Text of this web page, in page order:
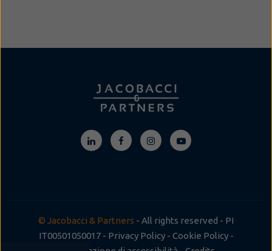
© Jacobacci & Partners - All rights reserved - PI
IT00501050017 - Privacy Policy- Cookie Policy-